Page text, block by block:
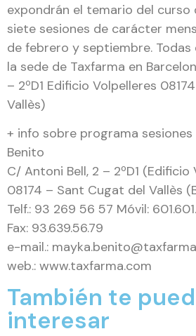
expondrán el temario del curso
siete sesiones de carácter
de febrero y septiembre.
la sede de Taxfarma en
– 2ºD1 Edificio Volpelleres
Vallès)
+ info sobre programa
Benito
C/ Antoni Bell, 2 – 2ºD1 (Edificio
08174 – Sant Cugat del Vallès
Telf.: 93 269 56 57 Móvil:
Fax: 93.639.56.79
e-mail.:
web.: www.taxfarma.com
También te
interesar